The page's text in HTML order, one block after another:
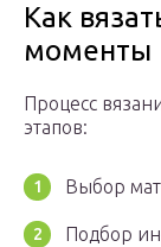
Как
моменты
Процесс
этапов:
Выбор
Подбор